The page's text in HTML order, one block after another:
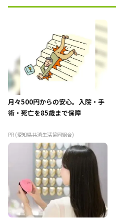
月々500円からの安心。入院・手
術・死亡を85歳まで保障
PR (愛知県共済生活協同組合)